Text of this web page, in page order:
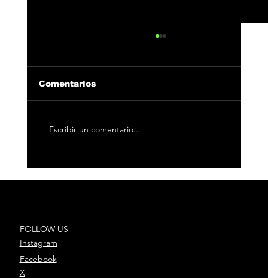
Comentarios
Escribir un comentario...
FOLLOW US
Instagram
Facebook
X